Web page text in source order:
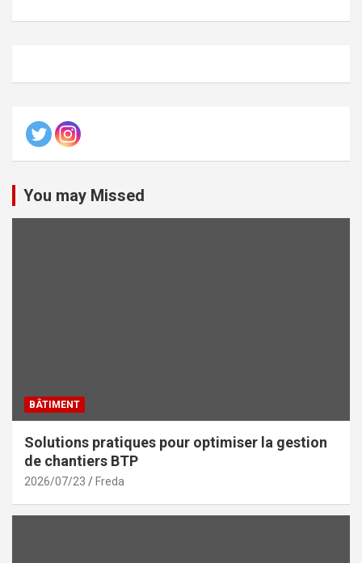
You may Missed
BÂTIMENT
Solutions pratiques pour optimiser la gestion
de chantiers BTP
2026/07/23 Freda